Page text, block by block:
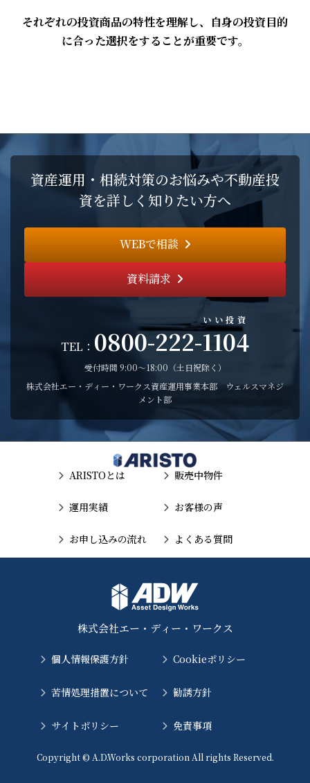
それぞれの投資商品の特性を理解し、自身の投資目的
に合った選択をすることが重要です。
資産運用・相続対策のお悩みや不動産投
資を詳しく知りたい方へ
WEBで相談
資料請求
TEL： 0800-222-1104
いい投資
受付時間 9:00〜18:00（土日祝除く）
株式会社エー・ディー・ワークス資産運用事業本部 ウェルスマネジ
メント部
ARISTOとは 販売中物件
運用実績 お客様の声
お申し込みの流れ よくある質問
株式会社エー・ディー・ワークス
個人情報保護方針 Cookieポリシー
苦情処理措置について 勧誘方針
サイトポリシー 免責事項
Copyright © A.D.Works corporation All rights Reserved.